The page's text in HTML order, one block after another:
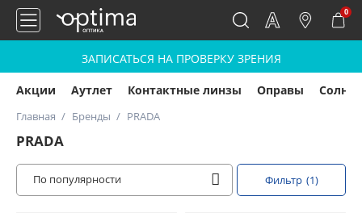
0
ЗАПИСАТЬСЯ НА ПРОВЕРКУ ЗРЕНИЯ
Акции Аутлет Контактные линзы Оправы
Главная Бренды PRADA
PRADA
По популярности Фильтр (1)